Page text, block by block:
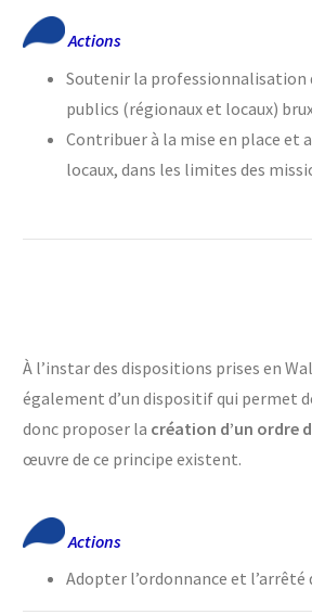
Actions
Soutenir la professionnalisation
publics (régionaux et locaux)
Contribuer à la mise en place et
locaux, dans les limites des
À l’instar des dispositions prises en
également d’un dispositif qui permet
donc proposer la création d’un ordre
œuvre de ce principe existent.
Actions
Adopter l’ordonnance et